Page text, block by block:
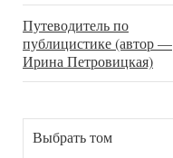
Путеводитель по
публицистике (автор —
Ирина Петровицкая)
Выбрать том